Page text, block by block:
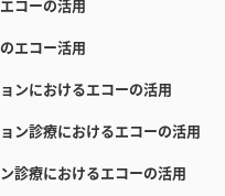
コーの活用
エコー活用
ンにおけるエコーの活用
ン診療におけるエコーの活用
診療におけるエコーの活用